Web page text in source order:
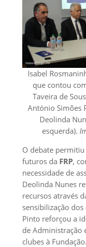
Isabel
que contou
Taveira de
António Simões
Deolinda
esquerda).
O debate
futuros da FRP,
necessidade de
Deolinda Nunes
recursos através
sensibilização
Pinto reforçou a
de Administração
clubes à